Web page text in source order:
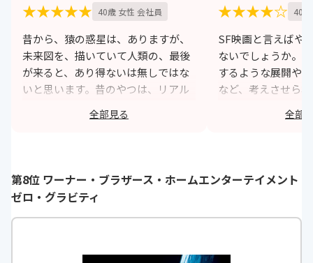
★★★★★ 40歳 女性 会社員
昔から、猿の惑星は、ありますが、
未来図を、描いていて人類の、最後
が来ると、あり得ないは無しではな
いと思います。昔のやつは、リアル
ではありませんが、リバイバル？最
近のは、結構らあるに作られて、シ
全部見る
★★★★☆ 40
SF映画と言えばや
ないでしょうか。
するような展開や
など、考えさせら
者に響きます。ま
さも特筆すべき点
全部
第8位 ワーナー・ブラザース・ホームエンターテイメント
ゼロ・グラビティ